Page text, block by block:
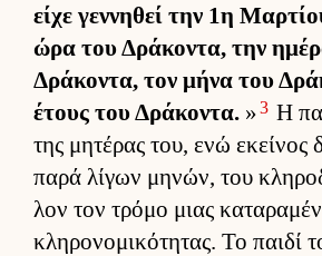
είχε γεν­νηθεί την 1η
ώρα του Δράκοντα, την
Δράκοντα, τον μήνα του
έτους του Δράκοντα. »3 Η
της μητέρας του, ενώ εκεί­νος
παρά λίγων μηνών, του
λον τον τρόμο μιας
κληρονομικότητας. Το παιδί